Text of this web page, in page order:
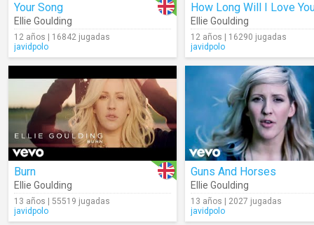
Your Song
Ellie Goulding
12 años | 16842 jugadas
javidpolo
How Long Will I Love
Ellie Goulding
12 años | 16290 jugadas
javidpolo
Burn
Ellie Goulding
13 años | 55519 jugadas
javidpolo
Guns And Horses
Ellie Goulding
13 años | 2027 jugadas
javidpolo